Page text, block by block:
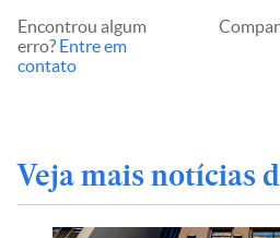
Encontrou algum
erro? Entre em
contato
Veja mais notícias